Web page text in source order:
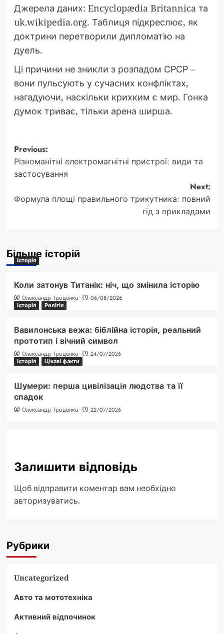
Джерела даних: Encyclopædia Britannica та
uk.wikipedia.org. Таблиця підкреслює, як
доктрини перетворили дипломатію на
дуель.
Ці причини не зникли з розпадом СРСР –
вони пульсують у сучасних конфліктах,
нагадуючи, наскільки крихким є мир. Гонка
думок триває, тільки арена ширша.
Post
navigation
Previous:
Різноманітні електромагнітні пристрої: види та
застосування
Next:
Формула площі правильного трикутника: повний
гід з прикладами
Більше історій
Історія
Коли затонув Титанік: ніч, що змінила історію
Олександр Троценко
06/08/2026
Історія
Релігія
Вавилонська вежа: біблійна історія, реальний
прототип і вічний символ
Олександр Троценко
24/07/2026
Історія
Цікаві факти
Шумери: перша цивілізація людства та її
спадок
Олександр Троценко 22/07/2026
Залишити відповідь
Щоб відправити коментар вам необхідно
авторизуватись.
Рубрики
Uncategorized
Авто та мототехніка
Активний відпочинок